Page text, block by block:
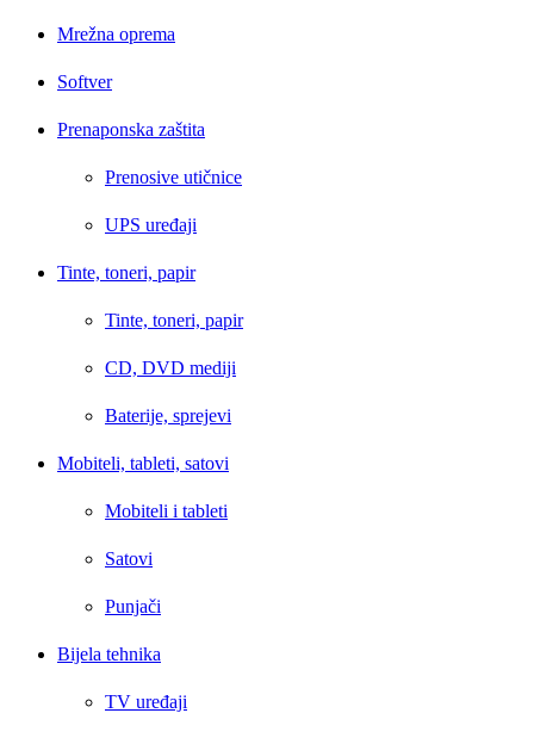
Mrežna oprema
Softver
Prenaponska zaštita
Prenosive utičnice
UPS uređaji
Tinte, toneri, papir
Tinte, toneri, papir
CD, DVD mediji
Baterije, sprejevi
Mobiteli, tableti, satovi
Mobiteli i tableti
Satovi
Punjači
Bijela tehnika
TV uređaji